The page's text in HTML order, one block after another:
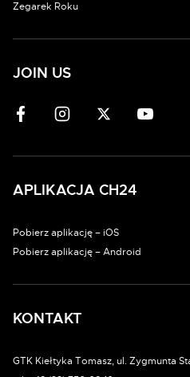
Zegarek Roku
JOIN US
APLIKACJA CH24
Pobierz aplikację – iOS
Pobierz aplikację – Android
KONTAKT
GTK Kiełtyka Tomasz, ul. Zygmunta